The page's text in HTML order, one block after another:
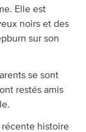
Elle est
noirs et des
sur son
se sont
restés amis
récente histoire